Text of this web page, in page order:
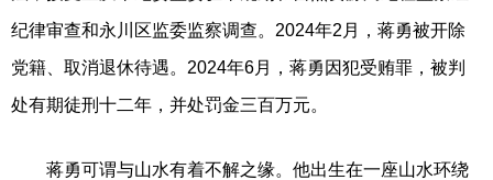
纪律审查和永川区监委监察调查。2024年2月，蒋勇被开除
党籍、取消退休待遇。2024年6月，蒋勇因犯受贿罪，被判
处有期徒刑十二年，并处罚金三百万元。
蒋勇可谓与山水有着不解之缘。他出生在一座山水环绕